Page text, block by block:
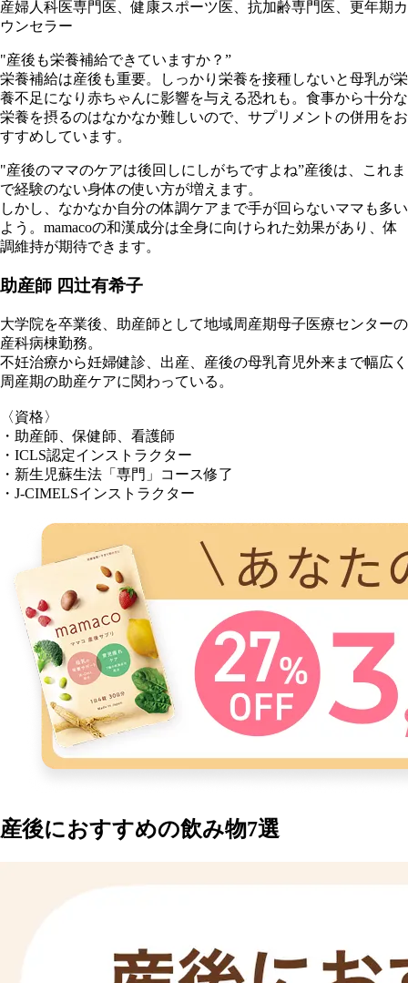
産婦人科医専門医、健康スポーツ医、抗加齢専門医、更年期カ
ウンセラー
"産後も栄養補給できていますか？”
栄養補給は産後も重要。しっかり栄養を接種しないと母乳が栄
養不足になり赤ちゃんに影響を与える恐れも。食事から十分な
栄養を摂るのはなかなか難しいので、サプリメントの併用をお
すすめしています。
"産後のママのケアは後回しにしがちですよね”産後は、これま
で経験のない身体の使い方が増えます。
しかし、なかなか自分の体調ケアまで手が回らないママも多い
よう。mamacoの和漢成分は全身に向けられた効果があり、体
調維持が期待できます。
助産師 四辻有希子
大学院を卒業後、助産師として地域周産期母子医療センターの
産科病棟勤務。
不妊治療から妊婦健診、出産、産後の母乳育児外来まで幅広く
周産期の助産ケアに関わっている。
〈資格〉
・助産師、保健師、看護師
・ICLS認定インストラクター
・新生児蘇生法「専門」コース修了
・J-CIMELSインストラクター
産後におすすめの飲み物7選